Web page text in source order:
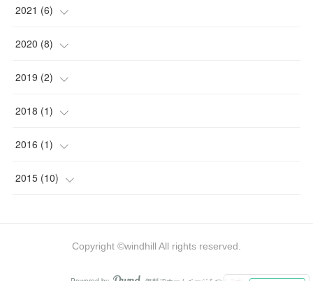
(1
(2
(1
(1
2021 (6)
(1
(1
(1
(2
( 1)
2020 (8)
(1
(2
(1
( 1)
2019 (2)
(1
(1
2018 (1)
(1
2016 (1)
(1)
2015 (10)
Copyright ©windhill All rights reserved.